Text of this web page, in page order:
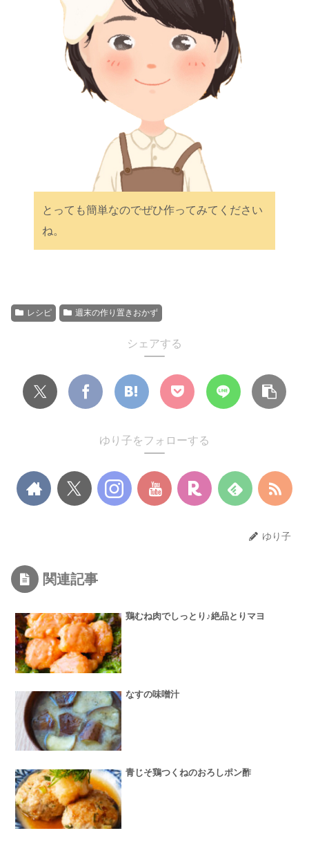
とっても簡単なのでぜひ作ってみてください
ね。
レシピ 週末の作り置きおかず
シェアする
ゆり子をフォローする
ゆり子
関連記事
鶏むね肉でしっとり♪絶品とりマヨ
なすの味噌汁
青じそ鶏つくねのおろしポン酢